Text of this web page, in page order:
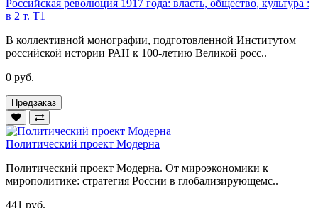
Российская революция 1917 года: власть, общество, культура :
в 2 т. Т1
В коллективной монографии, подготовленной Институтом
российской истории РАН к 100-летию Великой росс..
0 руб.
Предзаказ
Политический проект Модерна
Политический проект Модерна. От мироэкономики к
мирополитике: стратегия России в глобализирующемс..
441 руб.